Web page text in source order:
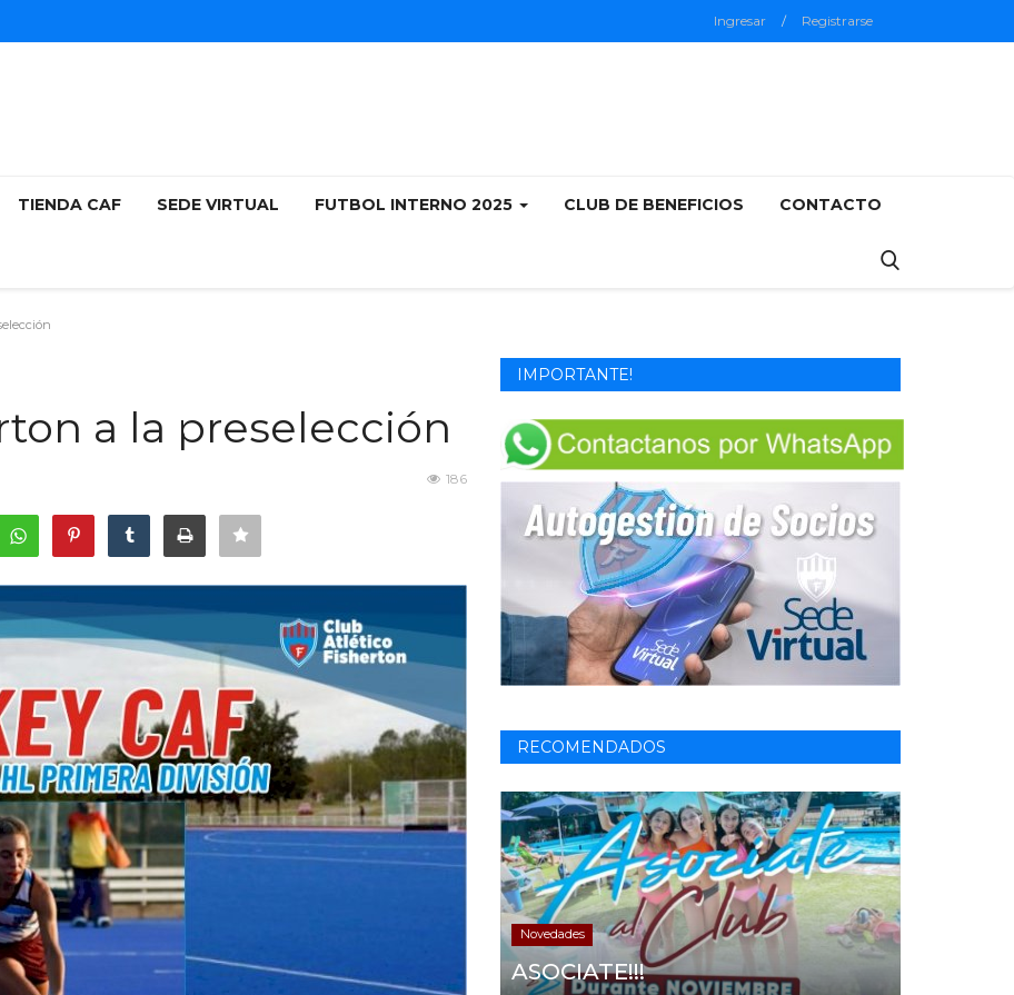
Ingresar / Registrarse
TIENDA CAF SEDE VIRTUAL FUTBOL INTERNO 2025 CLUB DE BENEFICIOS CONTACTO
a la preselección
186
IMPORTANTE!
RECOMENDADOS
Novedades
ASOCIATE!!!